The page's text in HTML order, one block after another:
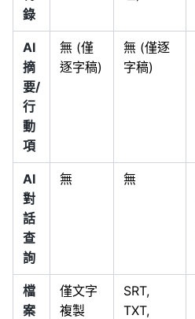
錄
AI
摘
要/
行
動
項
無 (僅
逐字稿)
無 (僅逐
字稿)
AI
對
話
查
詢
無 無
檔
案
僅文字
複製
SRT,
TXT,